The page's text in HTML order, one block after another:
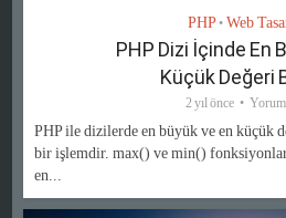
PHP • Web
PHP Dizi İçinde En
Küçük Değeri
2 yıl önce
PHP ile dizilerde en büyük ve en küçük
bir işlemdir. max() ve min()
en...